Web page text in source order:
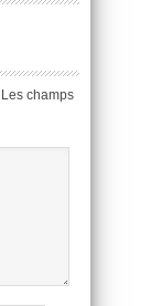
Les champs